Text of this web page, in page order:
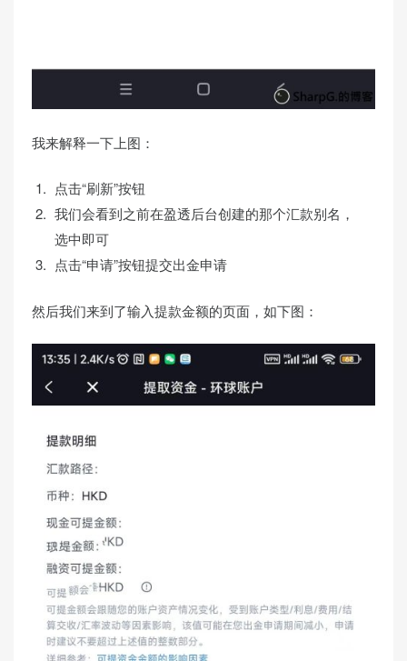
我来解释一下上图：
点击“刷新”按钮
我们会看到之前在盈透后台创建的那个汇款别名，
选中即可
点击“申请”按钮提交出金申请
然后我们来到了输入提款金额的页面，如下图：